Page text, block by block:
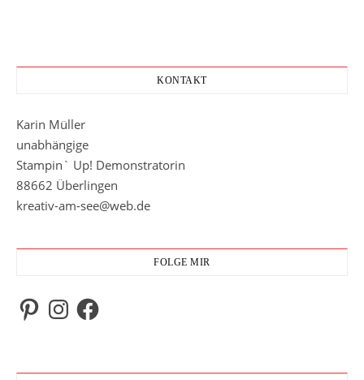
KONTAKT
Karin Müller
unabhängige
Stampin` Up! Demonstratorin
88662 Überlingen
kreativ-am-see@web.de
FOLGE MIR
PinterestInstagramFacebook